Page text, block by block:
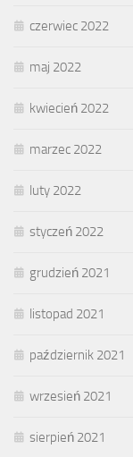
czerwiec 2022
maj 2022
kwiecień 2022
marzec 2022
luty 2022
styczeń 2022
grudzień 2021
listopad 2021
październik 2021
wrzesień 2021
sierpień 2021